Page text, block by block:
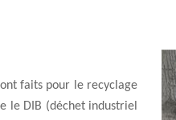
faits pour le recyclage
le DIB (déchet industriel